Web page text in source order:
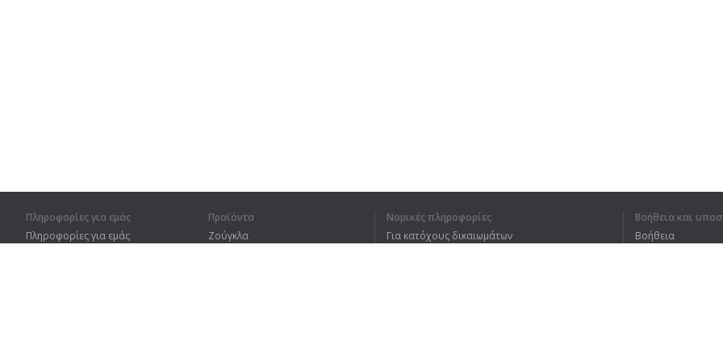
Πληροφορίες για εμάς
Πληροφορίες για εμάς
Προϊόντα
Ζούγκλα
Νομικές πληροφορίες
Για κατόχους δικαιωμάτων
Βοήθεια και
Βοήθεια